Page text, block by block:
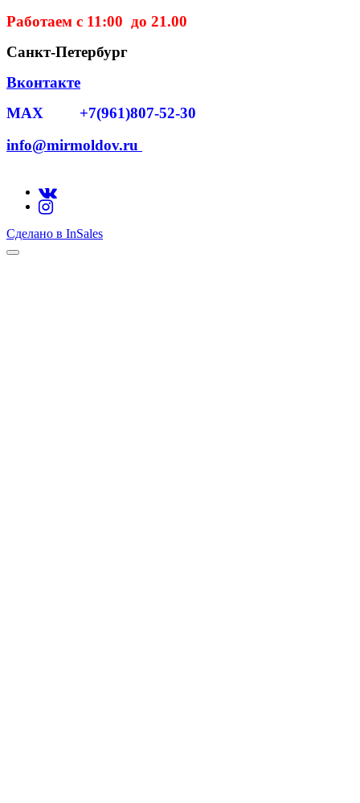
Работаем с 11:00 до 21.00
Санкт-Петербург
Вконтакте
MAX +7(961)807-52-30
info@mirmoldov.ru
Сделано в InSales